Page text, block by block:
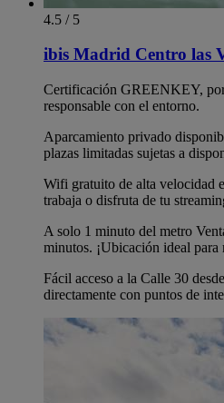
4.5 / 5
ibis Madrid Centro las
Certificación GREENKEY,
responsable con el entorno.
Aparcamiento privado
plazas limitadas sujetas a
Wifi gratuito de alta velocidad
trabaja o disfruta de tu
A solo 1 minuto del metro
minutos. ¡Ubicación ideal para
Fácil acceso a la Calle 30
directamente con puntos de